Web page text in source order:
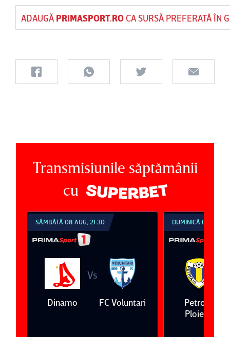
ADAUGĂ PRIMASPORT.ROCA SURSĂ PREFERATĂ ÎN
Transmisiunile săptămânii
cu
SÂMBĂTĂ 08 AUG, 21:30
Dinamo
Vs
FC Voluntari
DUMINICĂ 09 AUG,
Petrolul
Ploieşti